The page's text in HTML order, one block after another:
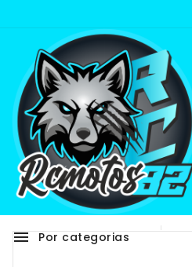
menu Por categorias
-25%